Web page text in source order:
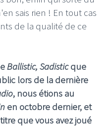
sais rien ! En tout cas
de la qualité de ce
Ballistic, Sadisticque
lors de la dernière
, nous étions au
en octobre dernier, et
que vous avez joué